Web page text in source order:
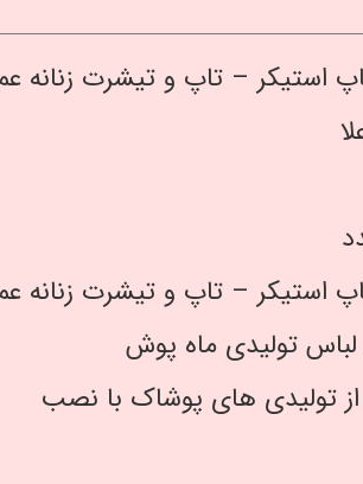
استیکر – تاپ و تیشرت زنانه
استیکر – تاپ و تیشرت زنانه
تولیدی ماه پوش
تولیدی های پوشاک با نصب